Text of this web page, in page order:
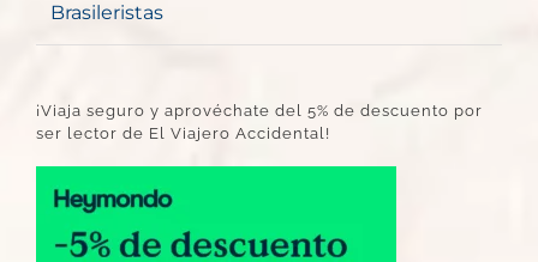
Brasileristas
¡Viaja seguro y aprovéchate del 5% de descuento por
ser lector de El Viajero Accidental!